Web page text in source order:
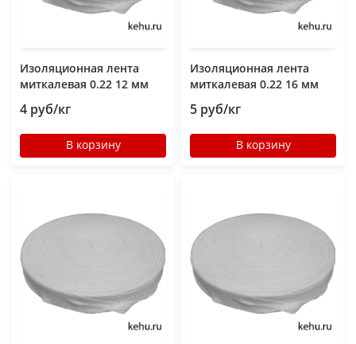
Изоляционная лента
миткалевая 0.22 12 мм
4 руб/кг
В корзину
Изоляционная лента
миткалевая 0.22 16 мм
5 руб/кг
В корзину